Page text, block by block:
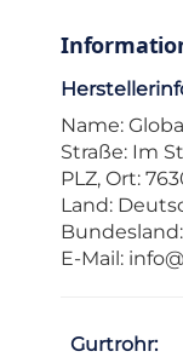
Name:
Straße: Im
PLZ, Ort:
Land:
E-Mail:
Gurtrohr: